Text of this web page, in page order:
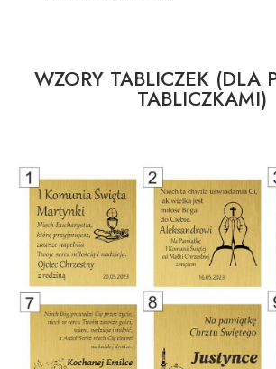
WZORY TABLICZEK (DLA
TABLICZKAMI)